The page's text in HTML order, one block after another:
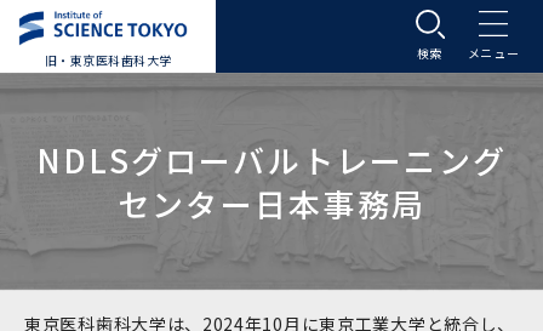
旧・東京医科歯科大学
大学案内トップ
学長メッセージ
基本理念・沿革
入学案内
入学案内トップ
大学案内
学生生活
学生生活トップ
教育研究組織等
NDLSグローバルトレーニング
センター日本事務局
東京医科歯科大学は、2024年10月に東京工業大学と統合し、